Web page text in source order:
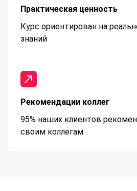
Практическая ценность
Курс ориентирован на
знаний
Рекомендации коллег
95% наших клиентов
своим коллегам